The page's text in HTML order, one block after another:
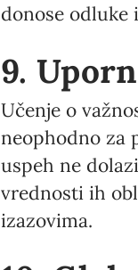
donose odluke
9.
Učenje o
neophodno za
uspeh ne
vrednosti ih
izazovima.